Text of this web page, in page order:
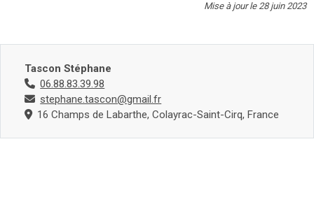
Mise à jour le 28 juin 2023
Tascon Stéphane
06.88.83.39.98
stephane.tascon@gmail.fr
16 Champs de Labarthe, Colayrac-Saint-Cirq, France